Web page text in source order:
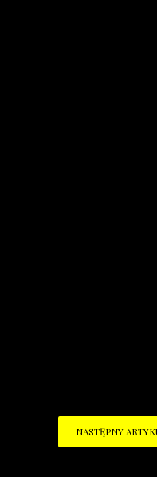
NASTĘPNY